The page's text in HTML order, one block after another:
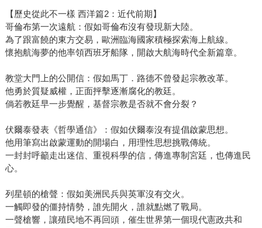
【歷史從此不一樣 西洋篇2：近代前期】
哥倫布第一次遠航：假如哥倫布沒有發現新大陸。
為了跟富饒的東方交易，歐洲臨海國家積極探索海上航線。
懷抱航海夢的他率領西班牙船隊，開啟大航海時代全新篇章。
教堂大門上的公開信：假如馬丁．路德不曾發起宗教改革。
他勇於質疑威權，正面抨擊逐漸腐化的教廷。
倘若教廷早一步覺醒，基督宗教是否就不會分裂？
伏爾泰發表《哲學通信》：假如伏爾泰沒有提倡啟蒙思想。
他用筆寫出啟蒙運動的開場白，用理性思想挑戰傳統。
一封封呼籲走出迷信、重視科學的信，傳進專制宮廷，也傳進民
心。
列星頓的槍聲：假如美洲民兵與英軍沒有交火。
一觸即發的僵持情勢，誰先開火，誰就點燃了戰局。
一聲槍響，讓殖民地不再回頭，催生世界第一個現代憲政共和